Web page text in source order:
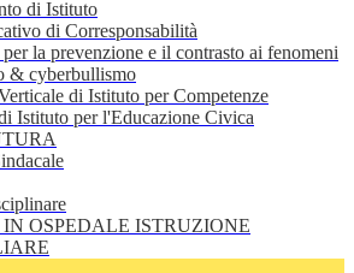
di Istituto
di Corresponsabilità
la prevenzione e il contrasto ai fenomeni
& cyberbullismo
di Istituto per Competenze
Istituto per l'Educazione Civica
OSPEDALE ISTRUZIONE